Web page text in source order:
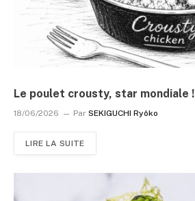
Le poulet crousty, star mondiale !
18/06/2026 Par SEKIGUCHI Ryôko
LIRE LA SUITE